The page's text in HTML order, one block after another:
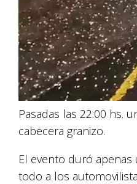
Pasadas las 22:00 hs.
cabecera granizo.
El evento duró
todo a los